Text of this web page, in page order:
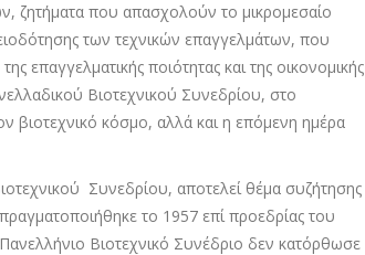
ζητήματα που απασχολούν το μικρομεσαίο
των τεχνικών επαγγελμάτων, που
επαγγελματικής ποιότητας και της οικονομικής
Βιοτεχνικού Συνεδρίου, στο
βιοτεχνικό κόσμο, αλλά και η επόμενη ημέρα
Συνεδρίου, αποτελεί θέμα συζήτησης
το 1957 επί προεδρίας του
Βιοτεχνικό Συνέδριο δεν κατόρθωσε